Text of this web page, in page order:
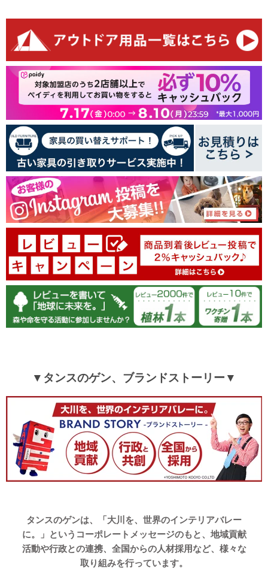
お客様のレビュー
▼タンスのゲン、ブランドストーリー▼
タンスのゲンは、「大川を、世界のインテリアバレー
に。」というコーポレートメッセージのもと、地域貢献
活動や行政との連携、全国からの人材採用など、様々な
取り組みを行っています。